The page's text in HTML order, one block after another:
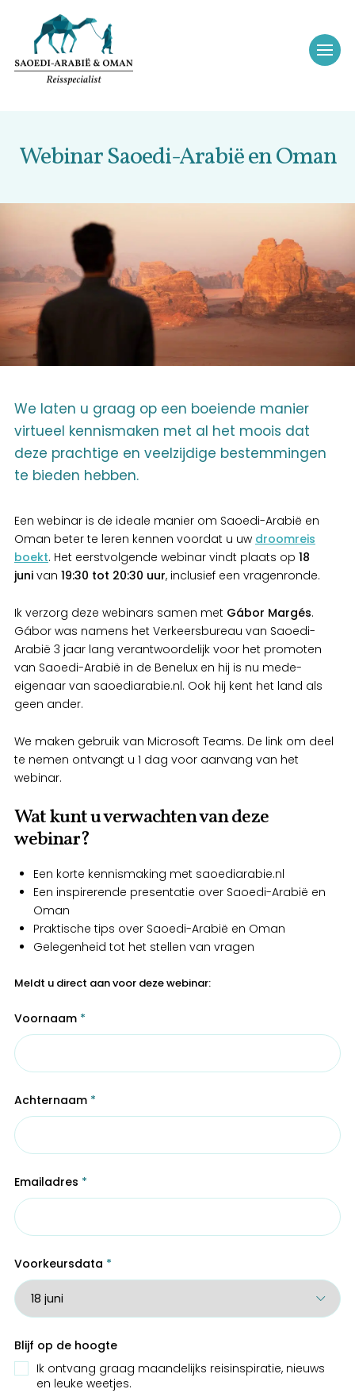
Webinar Saoedi-Arabië en Oman
We laten u graag op een boeiende manier
virtueel kennismaken met al het moois dat
deze prachtige en veelzijdige bestemmingen
te bieden hebben.
Een webinar is de ideale manier om Saoedi-Arabië en
Oman beter te leren kennen voordat u uw droomreis
boekt. Het eerstvolgende webinar vindt plaats op 18
juni van 19:30 tot 20:30 uur, inclusief een vragenronde.
Ik verzorg deze webinars samen met Gábor Margés.
Gábor was namens het Verkeersbureau van Saoedi-
Arabië 3 jaar lang verantwoordelijk voor het promoten
van Saoedi-Arabië in de Benelux en hij is nu mede-
eigenaar van saoediarabie.nl. Ook hij kent het land als
geen ander.
We maken gebruik van Microsoft Teams. De link om deel
te nemen ontvangt u 1 dag voor aanvang van het
webinar.
Wat kunt u verwachten van deze
webinar?
Een korte kennismaking met saoediarabie.nl
Een inspirerende presentatie over Saoedi-Arabië en
Oman
Praktische tips over Saoedi-Arabië en Oman
Gelegenheid tot het stellen van vragen
Meldt u direct aan voor deze webinar:
Voornaam *
Achternaam *
Emailadres *
Voorkeursdata *
Blijf op de hoogte
Ik ontvang graag maandelijks reisinspiratie, nieuws
en leuke weetjes.